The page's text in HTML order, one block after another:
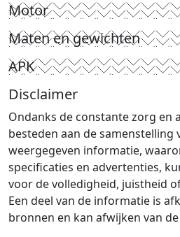
Motor
Maten en gewichten
APK
Disclaimer
Ondanks de constante zorg en
besteden aan de samenstelling
weergegeven informatie,
specificaties en advertenties,
voor de volledigheid, juistheid
Een deel van de informatie is
bronnen en kan afwijken van